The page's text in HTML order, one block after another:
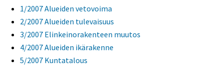
1/2007 Alueiden vetovoima
2/2007 Alueiden tulevaisuus
3/2007 Elinkeinorakenteen muutos
4/2007 Alueiden ikärakenne
5/2007 Kuntatalous